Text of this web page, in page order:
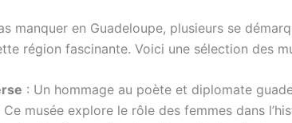
manquer en Guadeloupe, plusieurs se
région fascinante. Voici une sélection des
: Un hommage au poète et diplomate
Ce musée explore le rôle des femmes dans